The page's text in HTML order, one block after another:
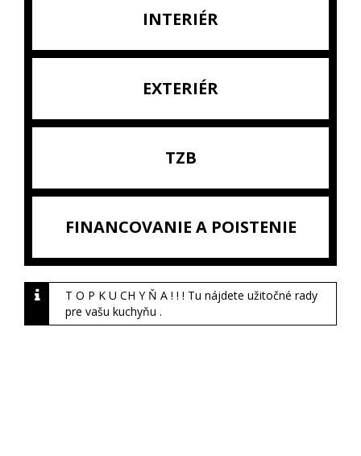
INTERIÉR
EXTERIÉR
TZB
FINANCOVANIE A POISTENIE
T O P K U CH Y Ň A ! ! ! Tu nájdete užitočné rady
pre vašu kuchyňu .